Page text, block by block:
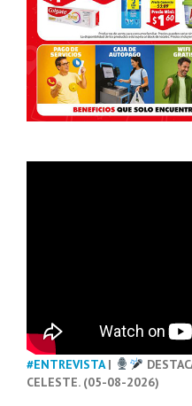
#ENTREVISTA|
CELESTE. (05-08-2026)